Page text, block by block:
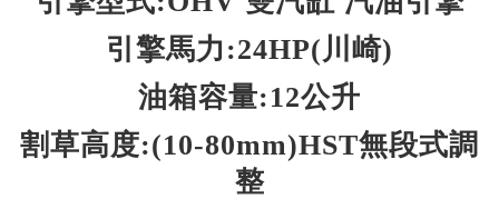
引擎馬力:24HP(川崎)
油箱容量:12公升
割草高度:(10-80mm)HST無段式調
整